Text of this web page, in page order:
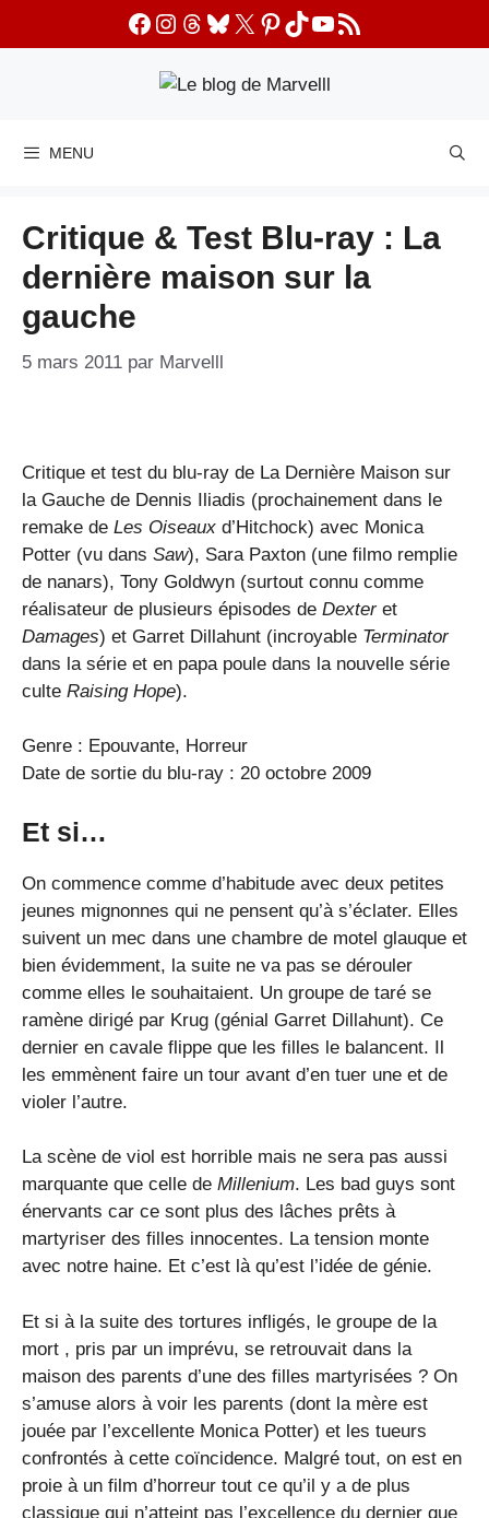
Facebook
Instagram
Threads
Bluesky
X Pinterest
TikTok
YouTube
Flux RSS
MENU
Critique & Test Blu-ray : La
dernière maison sur la
gauche
5 mars 2011 par Marvelll
Critique et test du blu-ray de La Dernière Maison sur
la Gauche de Dennis Iliadis (prochainement dans le
remake de Les Oiseaux d’Hitchock) avec Monica
Potter (vu dans Saw), Sara Paxton (une filmo remplie
de nanars), Tony Goldwyn (surtout connu comme
réalisateur de plusieurs épisodes de Dexter et
Damages) et Garret Dillahunt (incroyable Terminator
dans la série et en papa poule dans la nouvelle série
culte Raising Hope).
Genre : Epouvante, Horreur
Date de sortie du blu-ray : 20 octobre 2009
Et si…
On commence comme d’habitude avec deux petites
jeunes mignonnes qui ne pensent qu’à s’éclater. Elles
suivent un mec dans une chambre de motel glauque et
bien évidemment, la suite ne va pas se dérouler
comme elles le souhaitaient. Un groupe de taré se
ramène dirigé par Krug (génial Garret Dillahunt). Ce
dernier en cavale flippe que les filles le balancent. Il
les emmènent faire un tour avant d’en tuer une et de
violer l’autre.
La scène de viol est horrible mais ne sera pas aussi
marquante que celle de Millenium. Les bad guys sont
énervants car ce sont plus des lâches prêts à
martyriser des filles innocentes. La tension monte
avec notre haine. Et c’est là qu’est l’idée de génie.
Et si à la suite des tortures infligés, le groupe de la
mort , pris par un imprévu, se retrouvait dans la
maison des parents d’une des filles martyrisées ? On
s’amuse alors à voir les parents (dont la mère est
jouée par l’excellente Monica Potter) et les tueurs
confrontés à cette coïncidence. Malgré tout, on est en
proie à un film d’horreur tout ce qu’il y a de plus
classique qui n’atteint pas l’excellence du dernier que